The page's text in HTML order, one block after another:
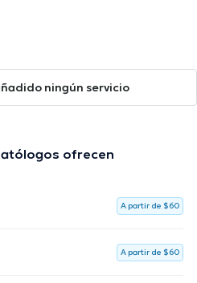
ningún servicio
ofrecen
A partir de $60
A partir de $60